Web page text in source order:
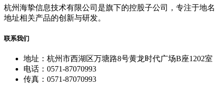
杭州海挚信息技术有限公司是旗下的控股子公司，专注于地名
地址相关产品的创新与研发。
联系我们
地址：杭州市西湖区万塘路8号黄龙时代广场B座1202室
电话：0571-87070993
传真：0571-87070993